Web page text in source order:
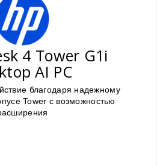
4 Tower G1i
AI PC
благодаря надежному
Tower с возможностью